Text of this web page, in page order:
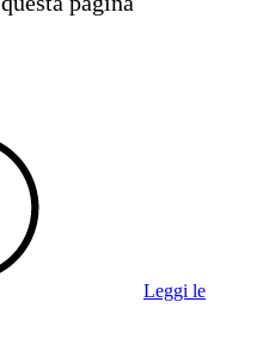
Leggi le